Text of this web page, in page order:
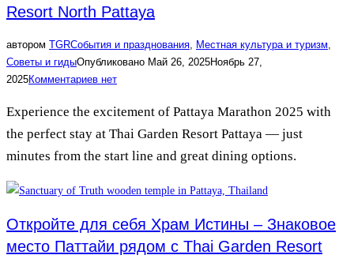
Resort North Pattaya
автором TGRСобытия и празднования Местная культура и туризм
Советы и гидыОпубликовано Май 26, 2025Ноябрь 27,
2025Комментариев нет
Experience the excitement of Pattaya Marathon 2025 with
the perfect stay at Thai Garden Resort Pattaya — just
minutes from the start line and great dining options.
Откройте для себя Храм Истины – Знаковое
место Паттайи рядом с Thai Garden Resort